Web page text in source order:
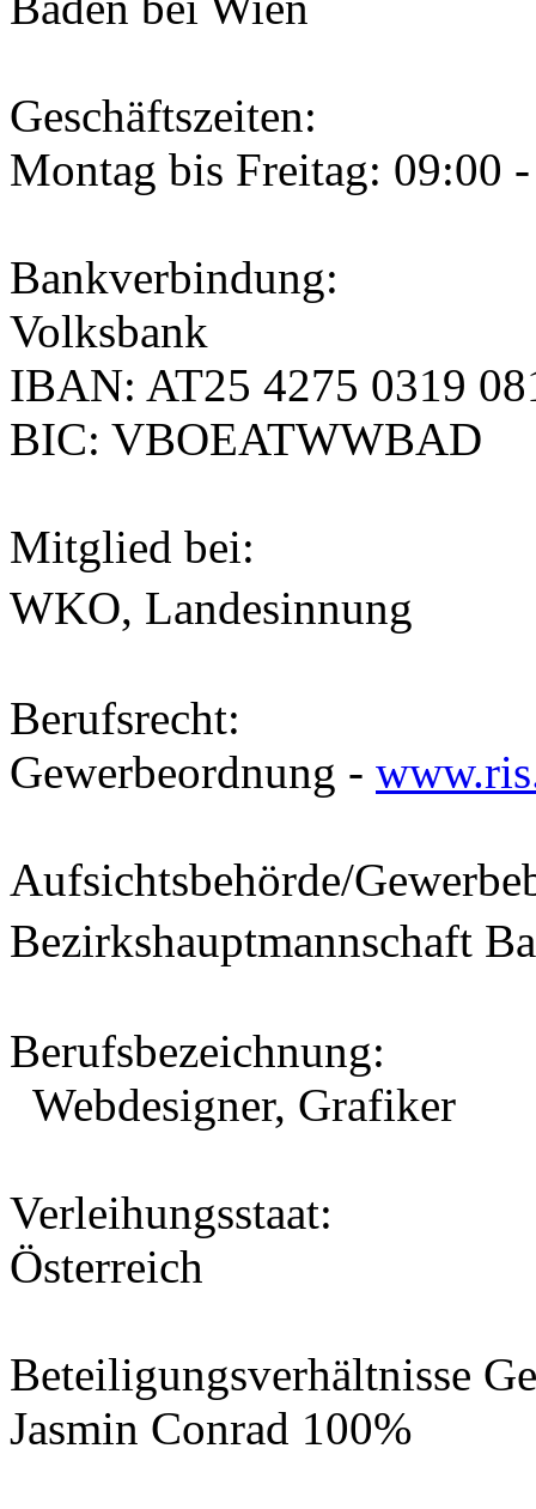
Geschäftszeiten:
Montag bis Freitag: 09:00
Bankverbindung:
Volksbank
IBAN: AT25 4275 0319
BIC: VBOEATWWBAD
Mitglied bei:
WKO, Landesinnung
Berufsrecht:
Gewerbeordnung -
Aufsichtsbehörde/
Bezirkshauptmannschaft
Berufsbezeichnung:
Webdesigner, Grafiker
Verleihungsstaat:
Österreich
Beteiligungsverhältnisse
Jasmin Conrad 100%